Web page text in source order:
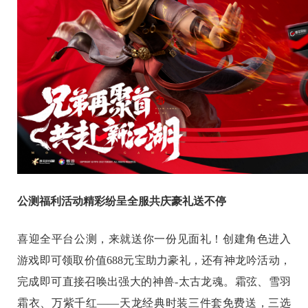
公测福利活动精彩纷呈全服共庆豪礼送不停
喜迎全平台公测，来就送你一份见面礼！创建角色进入
游戏即可领取价值688元宝助力豪礼，还有神龙吟活动，
完成即可直接召唤出强大的神兽-太古龙魂。霜弦、雪羽
霜衣、万紫千红——天龙经典时装三件套免费送，三选